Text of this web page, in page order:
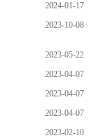
2024-01-17
2023-10-08
2023-05-22
2023-04-07
2023-04-07
2023-04-07
2023-02-10